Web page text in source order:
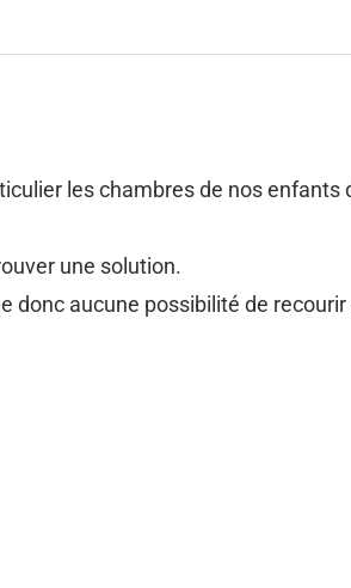
les chambres de nos enfants
une solution.
aucune possibilité de recourir